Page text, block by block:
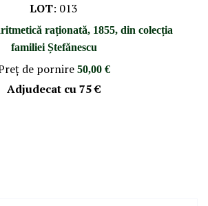
LOT: 013
raționată, 1855, din colecția
familiei Ștefănescu
de pornire 50,00 €
Adjudecat cu75 €